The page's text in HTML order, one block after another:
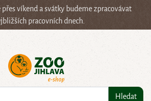
víkend a svátky budeme zpracovávat
pracovních dnech.
Hledat